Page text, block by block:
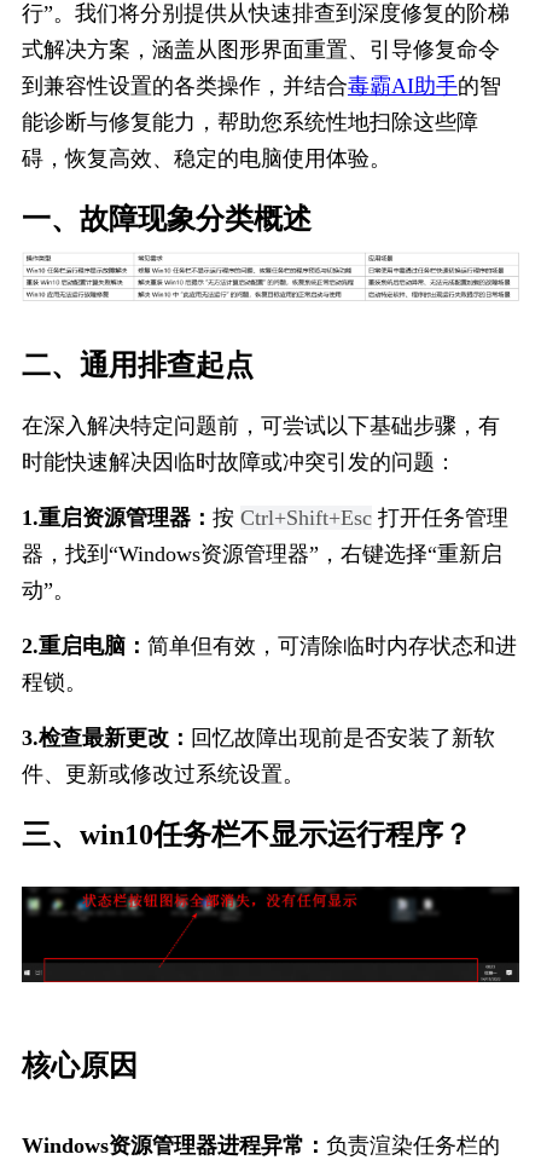
行”。我们将分别提供从快速排查到深度修复的阶梯
式解决方案，涵盖从图形界面重置、引导修复命令
到兼容性设置的各类操作，并结合毒霸AI助手的智
能诊断与修复能力，帮助您系统性地扫除这些障
碍，恢复高效、稳定的电脑使用体验。
一、故障现象分类概述
二、通用排查起点
在深入解决特定问题前，可尝试以下基础步骤，有
时能快速解决因临时故障或冲突引发的问题：
1.重启资源管理器： 按 Ctrl+Shift+Esc 打开任务管理
器，找到“Windows资源管理器”，右键选择“重新启
动”。
2.重启电脑： 简单但有效，可清除临时内存状态和进
程锁。
3.检查最新更改： 回忆故障出现前是否安装了新软
件、更新或修改过系统设置。
三、win10任务栏不显示运行程序？
核心原因
Windows资源管理器进程异常： 负责渲染任务栏的